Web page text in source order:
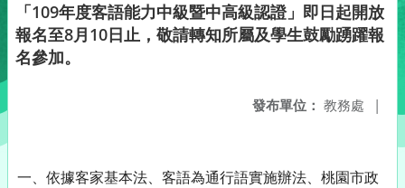
「109年度客語能力中級暨中高級認證」即日起開放
報名至8月10日止，敬請轉知所屬及學生鼓勵踴躍報
名參加。
發布單位： 教務處 |
一、依據客家基本法、客語為通行語實施辦法、桃園市政